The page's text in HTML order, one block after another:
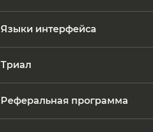
Языки интерфейса
Триал
Реферальная программа